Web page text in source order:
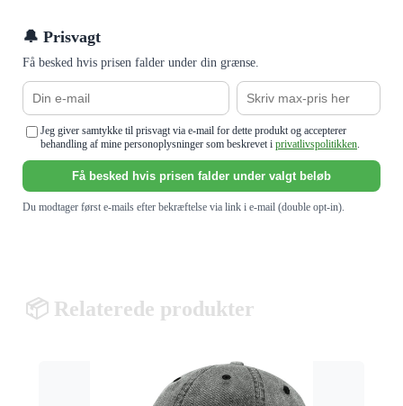
🔔 Prisvagt
Få besked hvis prisen falder under din grænse.
Jeg giver samtykke til prisvagt via e-mail for dette produkt og accepterer
behandling af mine personoplysninger som beskrevet i privatlivspolitikken.
Få besked hvis prisen falder under valgt beløb
Du modtager først e-mails efter bekræftelse via link i e-mail (double opt-in).
📦 Relaterede produkter